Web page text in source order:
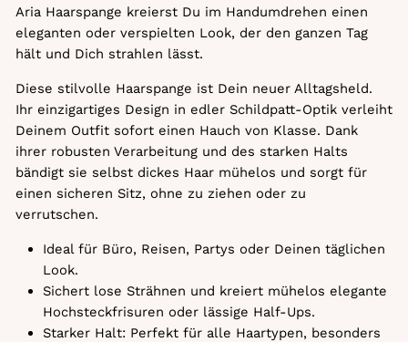
Aria Haarspange kreierst Du im Handumdrehen einen
eleganten oder verspielten Look, der den ganzen Tag
hält und Dich strahlen lässt.
Diese stilvolle Haarspange ist Dein neuer Alltagsheld.
Ihr einzigartiges Design in edler Schildpatt-Optik verleiht
Deinem Outfit sofort einen Hauch von Klasse. Dank
ihrer robusten Verarbeitung und des starken Halts
bändigt sie selbst dickes Haar mühelos und sorgt für
einen sicheren Sitz, ohne zu ziehen oder zu
verrutschen.
Ideal für Büro, Reisen, Partys oder Deinen täglichen
Look.
Sichert lose Strähnen und kreiert mühelos elegante
Hochsteckfrisuren oder lässige Half-Ups.
Starker Halt: Perfekt für alle Haartypen, besonders